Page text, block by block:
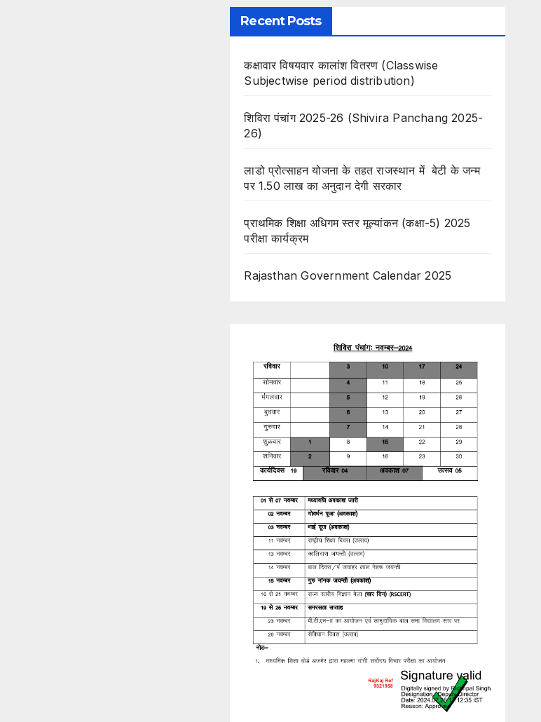
Recent Posts
कक्षावार विषयवार कालांश वितरण (Classwise
Subjectwise period distribution)
शिविरा पंचांग 2025-26 (Shivira Panchang 2025-
26)
लाडो प्रोत्साहन योजना के तहत राजस्थान में बेटी के जन्म
पर 1.50 लाख का अनुदान देगी सरकार
प्राथमिक शिक्षा अधिगम स्तर मूल्यांकन (कक्षा-5) 2025
परीक्षा कार्यक्रम
Rajasthan Government Calendar 2025